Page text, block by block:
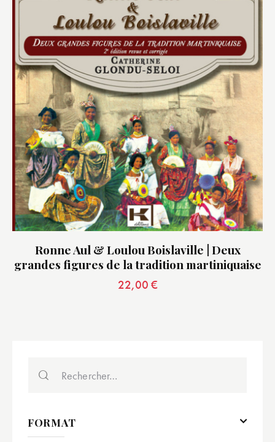
Ronne Aul & Loulou Boislaville | Deux
grandes figures de la tradition martiniquaise
22,00 €
FORMAT